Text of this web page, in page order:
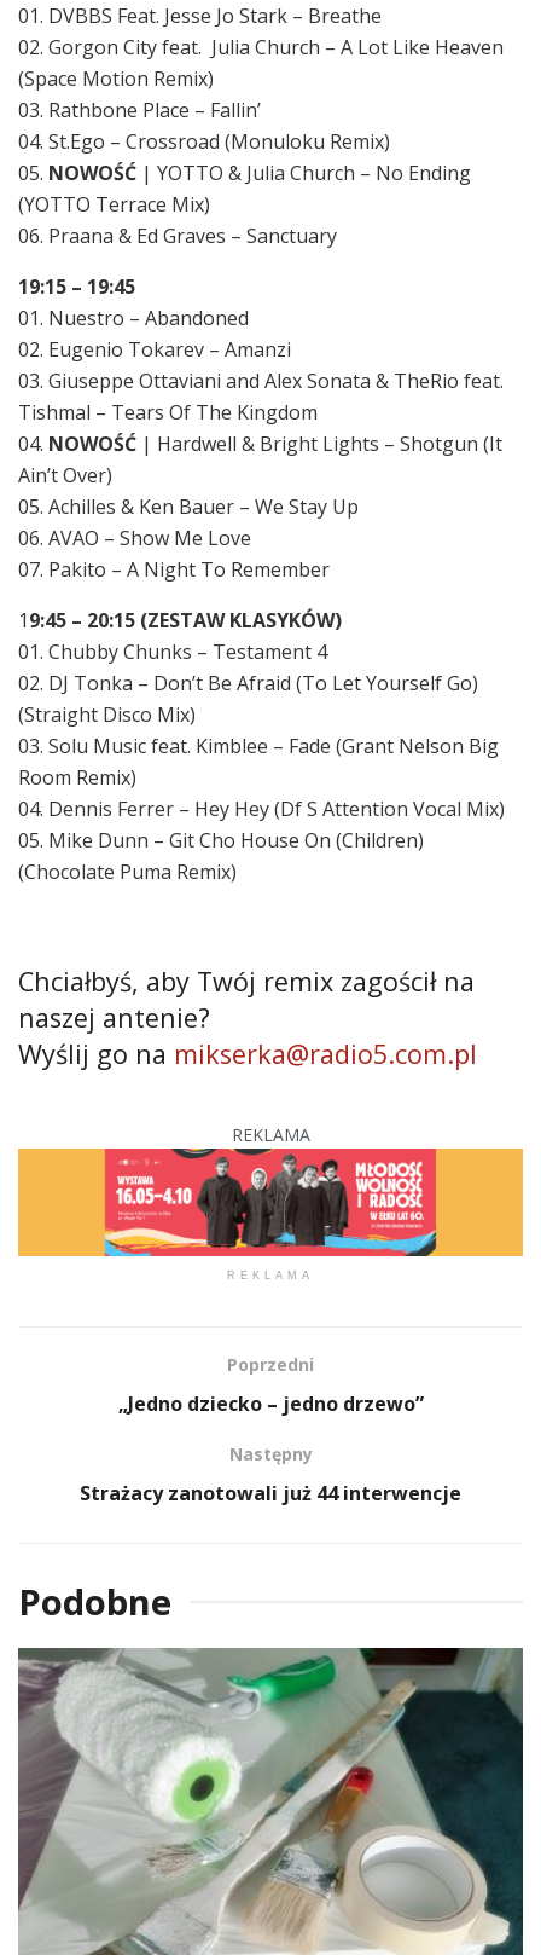
01. DVBBS Feat. Jesse Jo Stark – Breathe
02. Gorgon City feat. Julia Church – A Lot Like Heaven
(Space Motion Remix)
03. Rathbone Place – Fallin’
04. St.Ego – Crossroad (Monuloku Remix)
05. NOWOŚĆ | YOTTO & Julia Church – No Ending
(YOTTO Terrace Mix)
06. Praana & Ed Graves – Sanctuary
19:15 – 19:45
01. Nuestro – Abandoned
02. Eugenio Tokarev – Amanzi
03. Giuseppe Ottaviani and Alex Sonata & TheRio feat.
Tishmal – Tears Of The Kingdom
04. NOWOŚĆ | Hardwell & Bright Lights – Shotgun (It
Ain’t Over)
05. Achilles & Ken Bauer – We Stay Up
06. AVAO – Show Me Love
07. Pakito – A Night To Remember
19:45 – 20:15 (ZESTAW KLASYKÓW)
01. Chubby Chunks – Testament 4
02. DJ Tonka – Don’t Be Afraid (To Let Yourself Go)
(Straight Disco Mix)
03. Solu Music feat. Kimblee – Fade (Grant Nelson Big
Room Remix)
04. Dennis Ferrer – Hey Hey (Df S Attention Vocal Mix)
05. Mike Dunn – Git Cho House On (Children)
(Chocolate Puma Remix)
Chciałbyś, aby Twój remix zagościł na
naszej antenie?
Wyślij go na mikserka@radio5.com.pl
REKLAMA
REKLAMA
Poprzedni
„Jedno dziecko – jedno drzewo”
Następny
Strażacy zanotowali już 44 interwencje
Podobne